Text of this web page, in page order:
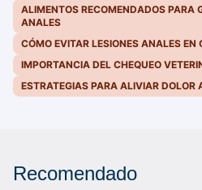
ALIMENTOS RECOMENDADOS PARA
ANALES
CÓMO EVITAR LESIONES ANALES EN
IMPORTANCIA DEL CHEQUEO
ESTRATEGIAS PARA ALIVIAR DOLOR
Recomendado